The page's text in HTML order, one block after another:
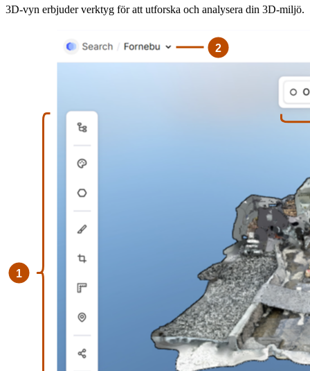
3D-vyn erbjuder verktyg för att utforska och analysera din 3D-miljö.